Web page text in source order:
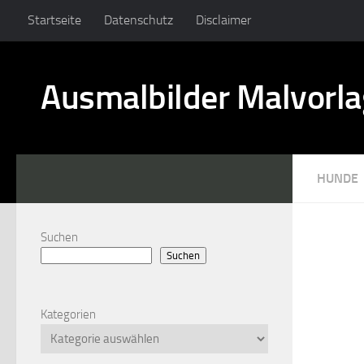
Startseite Datenschutz Disclaimer
Ausmalbilder
HUNDE
Suchen
Suchen
Kategorien